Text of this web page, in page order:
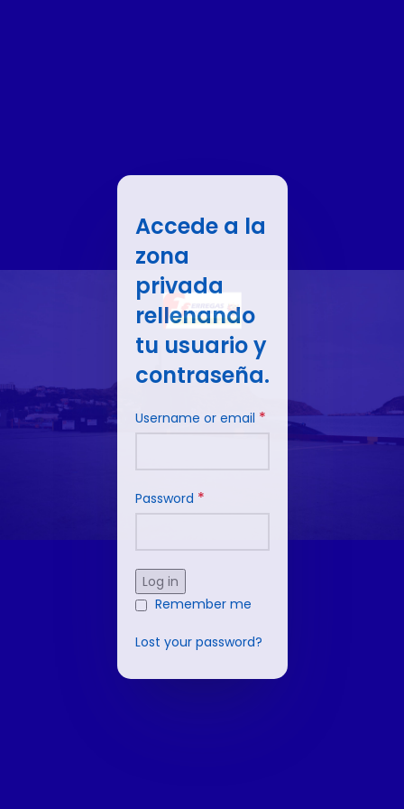
Accede a la
zona
privada
rellenando
tu usuario y
contraseña.
Username or email *
Password *
Log in
Remember me
Lost your password?